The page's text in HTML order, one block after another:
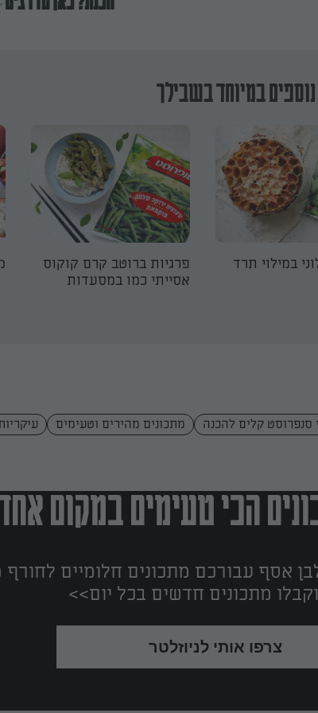
הכנת? כאן מדרגים
במיוחד בשבילך
במילוי תרד
פרגיות ברוטב קרם קוקוס
אסייתי כמו במסעדות
סנפרוסט קלים להכנה מתכונים מהירים וטעימים
הכי טעימים במקום
אסף עבורכם מתכונים חלומיים
מתכונים חדשים בכל יום>>
צרפו אותי לניוזלטר